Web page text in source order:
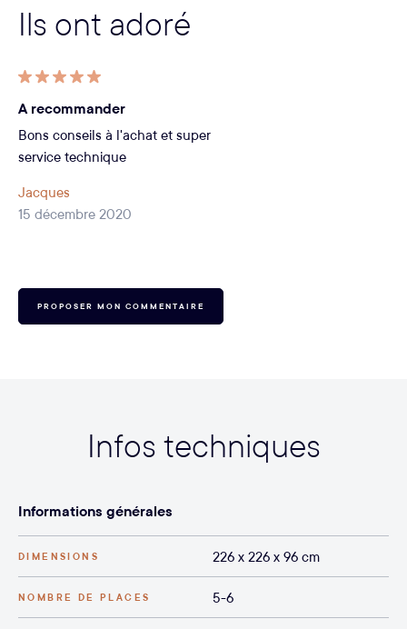
Ils ont adoré
A recommander
Bons conseils à l'achat et super
service technique
Jacques
15 décembre 2020
PROPOSER MON COMMENTAIRE
Infos techniques
Informations générales
DIMENSIONS 226 x 226 x 96 cm
NOMBRE DE PLACES 5-6